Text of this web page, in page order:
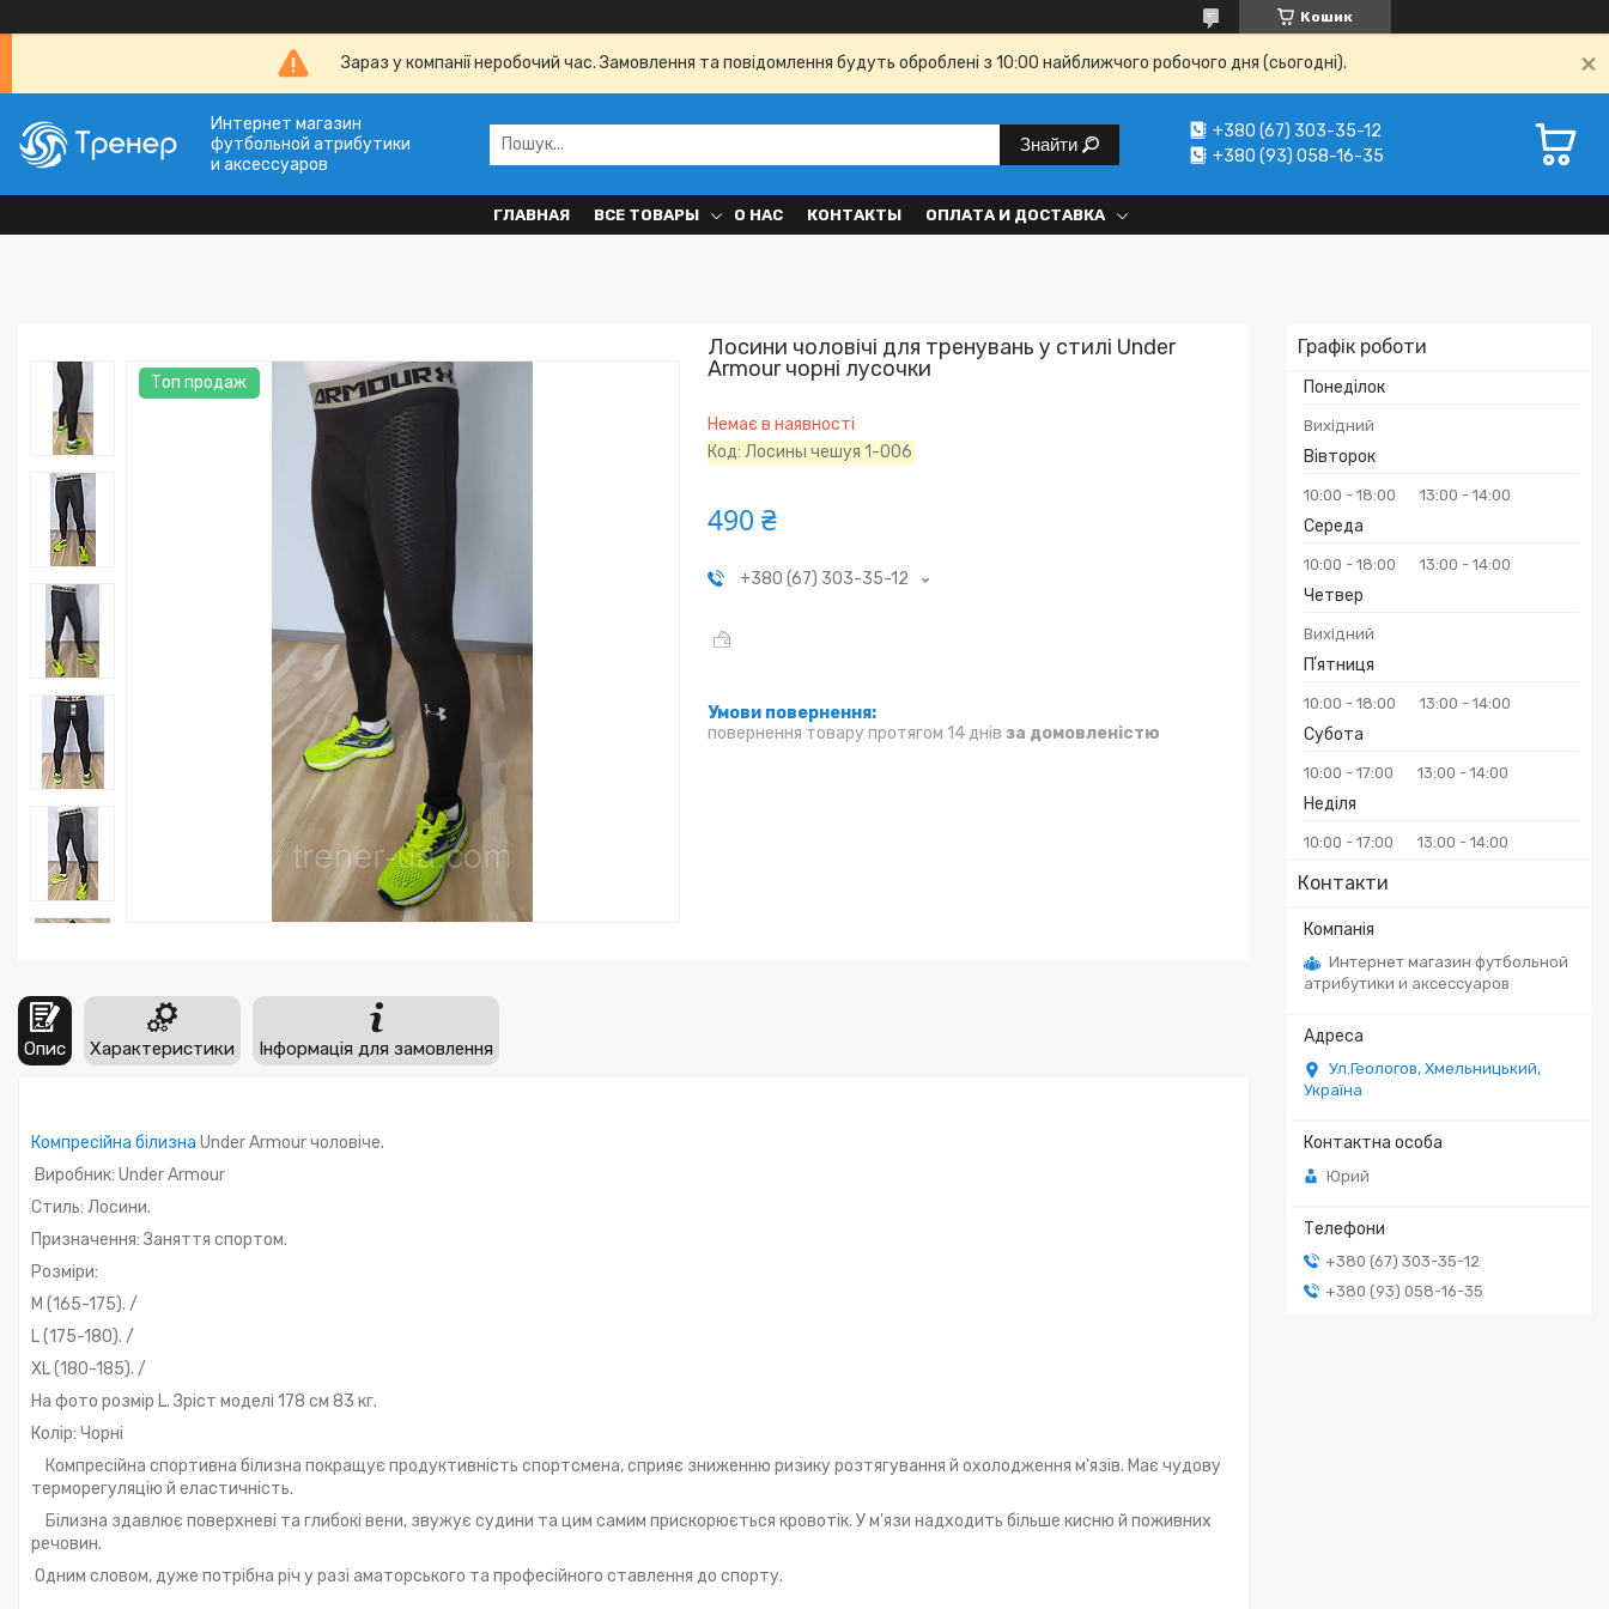
Кошик
Зараз у компанії неробочий час. Замовлення та повідомлення будуть оброблені з 10:00 найближчого робочого дня (сьогодні).
Интернет магазин
футбольной атрибутики
и аксессуаров
Знайти
+380 (67) 303-35-12
+380 (93) 058-16-35
ГЛАВНАЯ ВСЕ ТОВАРЫ О НАС КОНТАКТЫ ОПЛАТА И ДОСТАВКА
Графік роботи
Понеділок
Вихідний
Вівторок
10:00 18:00 13:00 14:00
Середа
10:00 18:00 13:00 14:00
Четвер
Вихідний
Пʼятниця
10:00 18:00 13:00 14:00
Субота
10:00 17:00 13:00 14:00
Неділя
10:00 17:00 13:00 14:00
Контакти
Интернет магазин футбольной
атрибутики и аксессуаров
Ул.Геологов, Хмельницький,
Україна
Юрий
+380 (67) 303-35-12
+380 (93) 058-16-35
Топ продаж
Лосини чоловічі для тренувань у стилі Under
Armour чорні лусочки
Немає в наявності
Код:Лосины чешуя 1-006
490 ₴
+380 (67) 303-35-12
повернення товару протягом 14 днів за домовленістю
Опис Характеристики Інформація для замовлення
Компресійна білизна Under Armour чоловіче.
Виробник: Under Armour
Стиль: Лосини.
Призначення: Заняття спортом.
Розміри:
M (165-175). /
L (175-180). /
XL (180-185). /
На фото розмір L. Зріст моделі 178 см 83 кг.
Колір: Чорні
Компресійна спортивна білизна покращує продуктивність спортсмена, сприяє зниженню ризику розтягування й охолодження м'язів. Має чудову
терморегуляцію й еластичність.
Білизна здавлює поверхневі та глибокі вени, звужує судини та цим самим прискорюється кровотік. У м'язи надходить більше кисню й поживних
речовин.
Одним словом, дуже потрібна річ у разі аматорського та професійного ставлення до спорту.